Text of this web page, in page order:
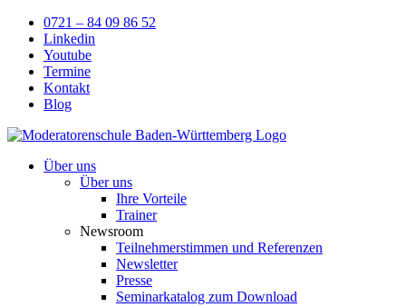
Skip
content
0721 – 84 09 86 52
Linkedin
Youtube
Termine
Kontakt
Blog
Über uns
Über uns
Ihre Vorteile
Trainer
Newsroom
Teilnehmerstimmen und Referenzen
Newsletter
Presse
Seminarkatalog zum Download